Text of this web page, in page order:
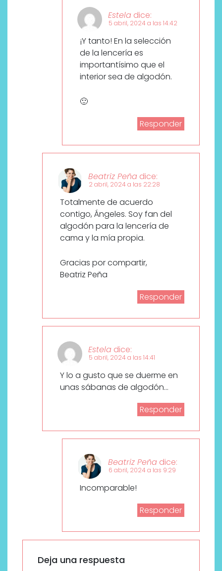
Estela dice:
5 abril, 2024 a las 14:42
¡Y tanto! En la selección
de la lencería es
importantísimo que el
interior sea de algodón.
🙂
Responder
Beatriz Peña dice:
2 abril, 2024 a las 22:28
Totalmente de acuerdo
contigo, Ángeles. Soy fan del
algodón para la lencería de
cama y la mía propia.
Gracias por compartir,
Beatriz Peña
Responder
Estela dice:
5 abril, 2024 a las 14:41
Y lo a gusto que se duerme en
unas sábanas de algodón…
Responder
Beatriz Peña dice:
6 abril, 2024 a las 9:29
Incomparable!
Responder
Deja una respuesta